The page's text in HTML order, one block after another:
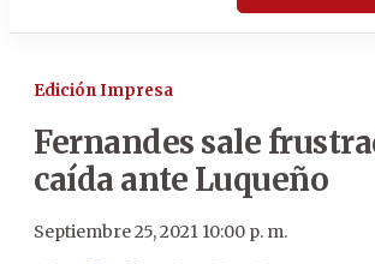
Edición Impresa
Fernandes sale
caída ante Luqueño
Septiembre 25, 2021 10:00 p. m.